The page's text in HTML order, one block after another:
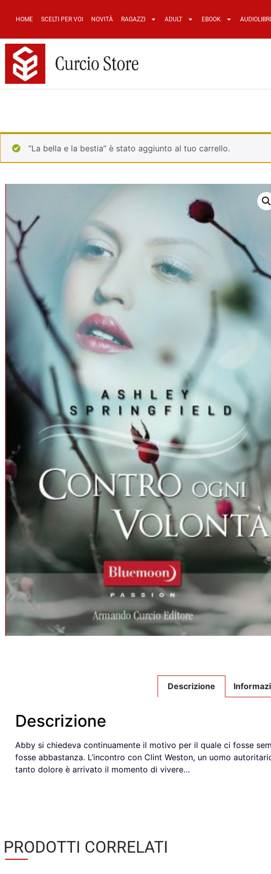
HOME SCELTI PER VOI NOVITÀ RAGAZZI ADULT EBOOK AUDIOLIBRI
“La bella e la bestia” è stato aggiunto al tuo carrello.
Descrizione
Descrizione
Abby si chiedeva continuamente il motivo per il quale ci fosse
fosse abbastanza. L’incontro con Clint Weston, un uomo
tanto dolore è arrivato il momento di vivere…
PRODOTTI CORRELATI